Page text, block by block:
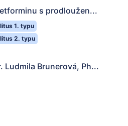
s prodloužen...
1. typu
2. typu
Ludmila Brunerová, Ph...